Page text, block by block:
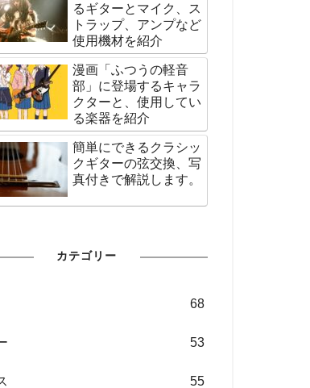
るギターとマイク、ス
トラップ、アンプなど
使用機材を紹介
漫画「ふつうの軽音
部」に登場するキャラ
クターと、使用してい
る楽器を紹介
簡単にできるクラシッ
クギターの弦交換、写
真付きで解説します。
カテゴリー
68
53
55